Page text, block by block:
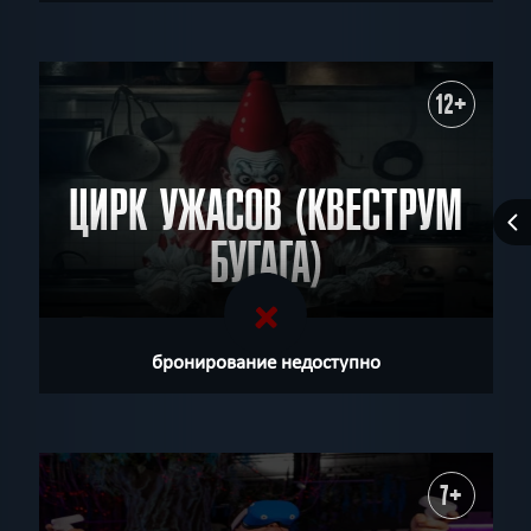
12+
ЦИРК УЖАСОВ (КВЕСТРУМ
БУГАГА)
бронирование недоступно
7+